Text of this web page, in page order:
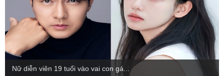
Nữ diễn viên 19 tuổi vào vai con gá...